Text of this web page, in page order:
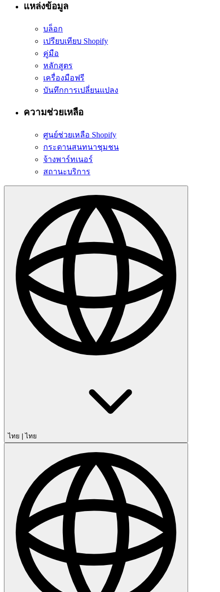
แหล่งข้อมูล
บล็อก
เปรียบเทียบ Shopify
คู่มือ
หลักสูตร
เครื่องมือฟรี
บันทึกการเปลี่ยนแปลง
ความช่วยเหลือ
ศูนย์ช่วยเหลือ Shopify
กระดานสนทนาชุมชน
จ้างพาร์ทเนอร์
สถานะบริการ
ไทย ไทย